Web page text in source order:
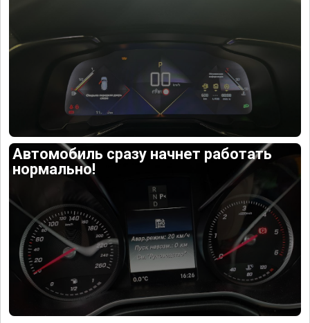
Автомобиль сразу начнет работать
нормально!